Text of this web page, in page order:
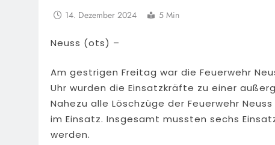
14. Dezember 2024 5 Min
Neuss (ots) –
Am gestrigen Freitag war die Feuerwehr
Uhr wurden die Einsatzkräfte zu einer
Nahezu alle Löschzüge der Feuerwehr
im Einsatz. Insgesamt mussten sechs
werden.